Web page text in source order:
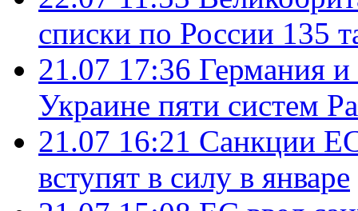
списки по России 135
21.07 17:36 Германия
Украине пяти систем
21.07 16:21 Санкции
вступят в силу в январе